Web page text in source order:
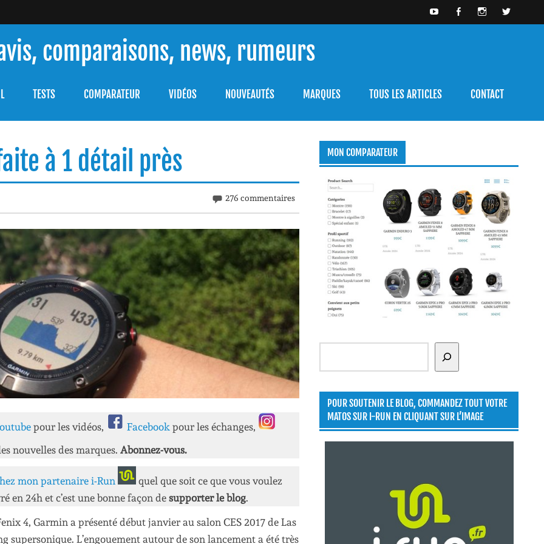
comparaisons, news, rumeurs
TESTS COMPARATEUR VIDÉOS NOUVEAUTÉS MARQUES TOUS LES ARTICLES CONTACT
à 1 détail près
276 commentaires
pour les vidéos, Facebook pour les échanges,
nouvelles des marques. Abonnez-vous.
mon partenaire i-Run
quel que soit ce que vous voulez
en 24h et c’est une bonne façon de supporter le blog.
4, Garmin a présenté début janvier au salon CES 2017 de Las
supersonique. L’engouement autour de son lancement a été très
MON COMPARATEUR
Rechercher
POUR SOUTENIR LE BLOG, COMMANDEZ TOUT VOTRE
MATOS SUR I-RUN EN CLIQUANT SUR L’IMAGE